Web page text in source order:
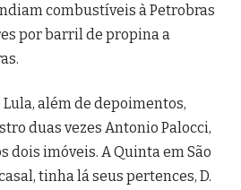
combustíveis à Petrobras
por barril de propina a
além de depoimentos,
duas vezes Antonio Palocci,
dois imóveis. A Quinta em São
tinha lá seus pertences, D.